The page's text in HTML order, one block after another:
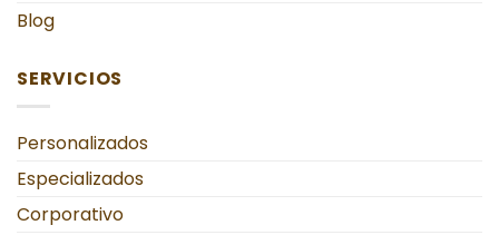
Blog
SERVICIOS
Personalizados
Especializados
Corporativo